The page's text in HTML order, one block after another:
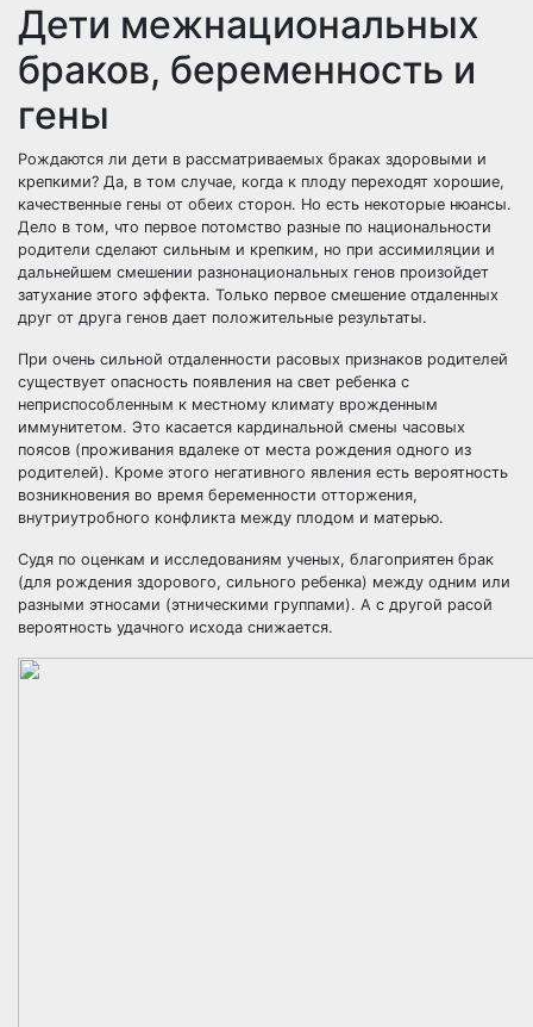
Дети межнациональных
браков, беременность и
гены
Рождаются ли дети в рассматриваемых браках здоровыми и
крепкими? Да, в том случае, когда к плоду переходят хорошие,
качественные гены от обеих сторон. Но есть некоторые нюансы.
Дело в том, что первое потомство разные по национальности
родители сделают сильным и крепким, но при ассимиляции и
дальнейшем смешении разнонациональных генов произойдет
затухание этого эффекта. Только первое смешение отдаленных
друг от друга генов дает положительные результаты.
При очень сильной отдаленности расовых признаков родителей
существует опасность появления на свет ребенка с
неприспособленным к местному климату врожденным
иммунитетом. Это касается кардинальной смены часовых
поясов (проживания вдалеке от места рождения одного из
родителей). Кроме этого негативного явления есть вероятность
возникновения во время беременности отторжения,
внутриутробного конфликта между плодом и матерью.
Судя по оценкам и исследованиям ученых, благоприятен брак
(для рождения здорового, сильного ребенка) между одним или
разными этносами (этническими группами). А с другой расой
вероятность удачного исхода снижается.